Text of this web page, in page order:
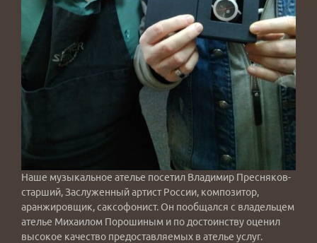
Наше музыкальное ателье посетил Владимир Пресняков-
старший, Заслуженный артист России, композитор,
аранжировщик, саксофонист. Он пообщался с владельцем
ателье Михаилом Порошиным и по достоинству оценил
высокое качество предоставляемых в ателье услуг.